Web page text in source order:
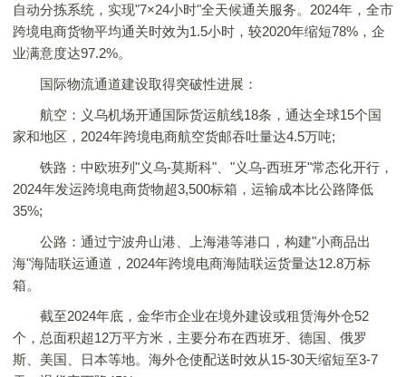
自动分拣系统，实现"7×24小时"全天候通关服务。2024年，全市
跨境电商货物平均通关时效为1.5小时，较2020年缩短78%，企
业满意度达97.2%。
国际物流通道建设取得突破性进展：
航空：义乌机场开通国际货运航线18条，通达全球15个国
家和地区，2024年跨境电商航空货邮吞吐量达4.5万吨;
铁路：中欧班列"义乌-莫斯科"、"义乌-西班牙"常态化开行，
2024年发运跨境电商货物超3,500标箱，运输成本比公路降低
35%;
公路：通过宁波舟山港、上海港等港口，构建"小商品出
海"海陆联运通道，2024年跨境电商海陆联运货量达12.8万标
箱。
截至2024年底，金华市企业在境外建设或租赁海外仓52
个，总面积超12万平方米，主要分布在西班牙、德国、俄罗
斯、美国、日本等地。海外仓使配送时效从15-30天缩短至3-7